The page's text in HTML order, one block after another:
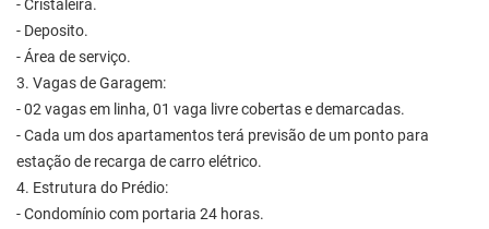
- Cristaleira.
- Deposito.
- Área de serviço.
3. Vagas de Garagem:
- 02 vagas em linha, 01 vaga livre cobertas e demarcadas.
- Cada um dos apartamentos terá previsão de um ponto para
estação de recarga de carro elétrico.
4. Estrutura do Prédio:
- Condomínio com portaria 24 horas.